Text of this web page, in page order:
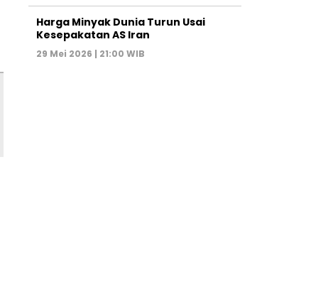
Harga Minyak Dunia Turun Usai
Kesepakatan AS Iran
29 Mei 2026 | 21:00 WIB